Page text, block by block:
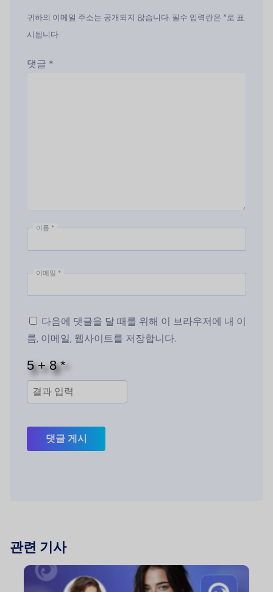
귀하의 이메일 주소는 공개되지 않습니다. 필수 입력란은 *로 표
시됩니다.
댓글 *
이름 *
이메일 *
다음에 댓글을 달 때를 위해 이 브라우저에 내 이
름, 이메일, 웹사이트를 저장합니다.
댓글 게시
관련 기사